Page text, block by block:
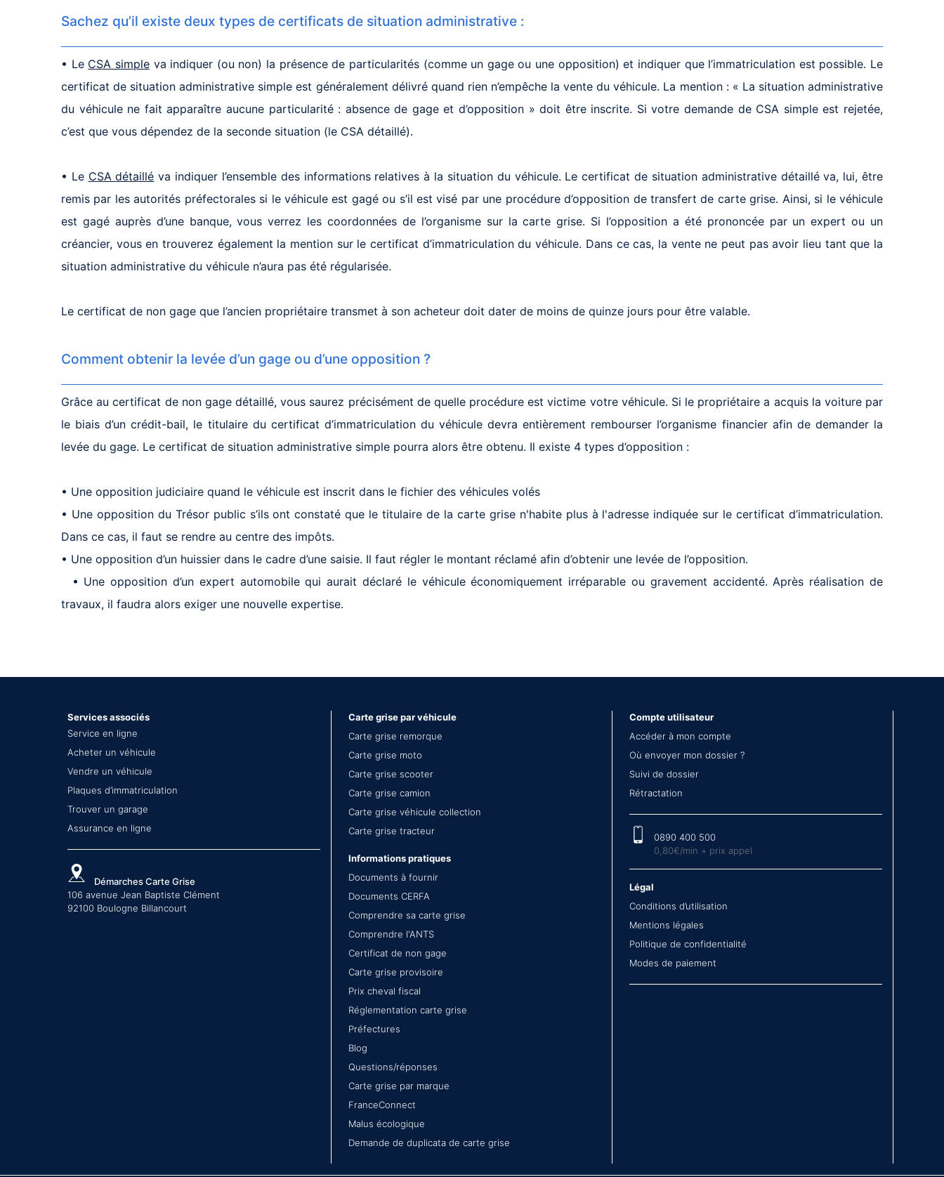
Sachez qu’il existe deux types de certificats de situation administrative :
• Le CSA simpleva indiquer (ou non) la présence de particularités (comme un gage ou une opposition) et indiquer que l’immatriculation est possible. Le
certificat de situation administrative simple est généralement délivré quand rien n’empêche la vente du véhicule. La mention : « La situation administrative
du véhicule ne fait apparaître aucune particularité : absence de gage et d’opposition » doit être inscrite. Si votre demande de CSA simple est rejetée,
c’est que vous dépendez de la seconde situation (le CSA détaillé).
• Le CSA détaillé va indiquer l’ensemble des informations relatives à la situation du véhicule. Le certificat de situation administrative détaillé va, lui, être
remis par les autorités préfectorales si le véhicule est gagé ou s’il est visé par une procédure d’opposition de transfert de carte grise. Ainsi, si le véhicule
est gagé auprès d’une banque, vous verrez les coordonnées de l’organisme sur la carte grise. Si l’opposition a été prononcée par un expert ou un
créancier, vous en trouverez également la mention sur le certificat d’immatriculation du véhicule. Dans ce cas, la vente ne peut pas avoir lieu tant que la
situation administrative du véhicule n’aura pas été régularisée.
Le certificat de non gage que l’ancien propriétaire transmet à son acheteur doit dater de moins de quinze jours pour être valable.
Comment obtenir la levée d’un gage ou d’une opposition ?
Grâce au certificat de non gage détaillé, vous saurez précisément de quelle procédure est victime votre véhicule. Si le propriétaire a acquis la voiture par
le biais d’un crédit-bail, le titulaire du certificat d’immatriculation du véhicule devra entièrement rembourser l’organisme financier afin de demander la
levée du gage. Le certificat de situation administrative simple pourra alors être obtenu. Il existe 4 types d’opposition :
• Une opposition judiciaire quand le véhicule est inscrit dans le fichier des véhicules volés
• Une opposition du Trésor public s’ils ont constaté que le titulaire de la carte grise n'habite plus à l'adresse indiquée sur le certificat d’immatriculation.
Dans ce cas, il faut se rendre au centre des impôts.
• Une opposition d’un huissier dans le cadre d’une saisie. Il faut régler le montant réclamé afin d’obtenir une levée de l’opposition.
• Une opposition d’un expert automobile qui aurait déclaré le véhicule économiquement irréparable ou gravement accidenté. Après réalisation de
travaux, il faudra alors exiger une nouvelle expertise.
Services associés
Service en ligne
Acheter un véhicule
Vendre un véhicule
Plaques d’immatriculation
Trouver un garage
Assurance en ligne
Démarches Carte Grise
106 avenue Jean Baptiste Clément
92100 Boulogne Billancourt
Carte grise par véhicule
Carte grise remorque
Carte grise moto
Carte grise scooter
Carte grise camion
Carte grise véhicule collection
Carte grise tracteur
Informations pratiques
Documents à fournir
Documents CERFA
Comprendre sa carte grise
Comprendre l'ANTS
Certificat de non gage
Carte grise provisoire
Prix cheval fiscal
Réglementation carte grise
Préfectures
Blog
Questions/réponses
Carte grise par marque
FranceConnect
Malus écologique
Demande de duplicata de carte grise
Compte utilisateur
Accéder à mon compte
Où envoyer mon dossier ?
Suivi de dossier
Rétractation
0890 400 500
0,80€/min + prix appel
Légal
Conditions d’utilisation
Mentions légales
Politique de confidentialité
Modes de paiement